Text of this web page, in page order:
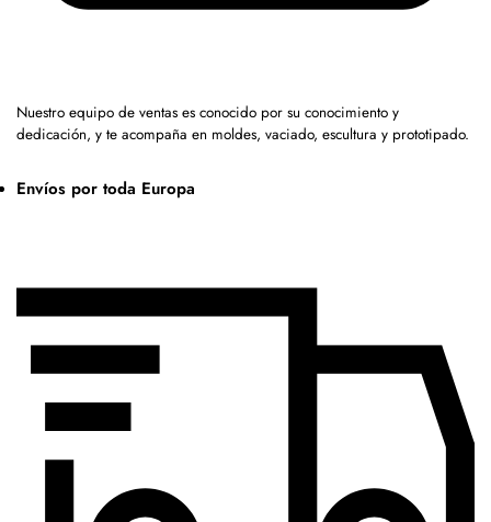
Nuestro equipo de ventas es conocido por su conocimiento y
dedicación, y te acompaña en moldes, vaciado, escultura y prototipado.
Envíos por toda Europa